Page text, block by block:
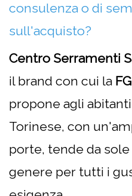
consulenza o di
sull'acquisto?
Centro Serramenti
il brand con cui la
propone agli
Torinese, con
porte, tende da sole
genere per tutti i